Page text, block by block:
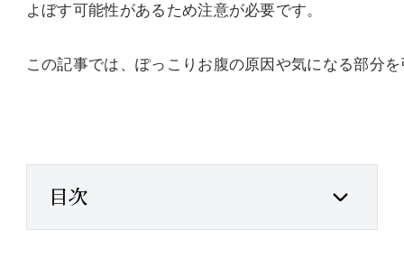
よぼす可能性があるため注意が必要です。
この記事では、ぽっこりお腹の原因や気になる部分
目次